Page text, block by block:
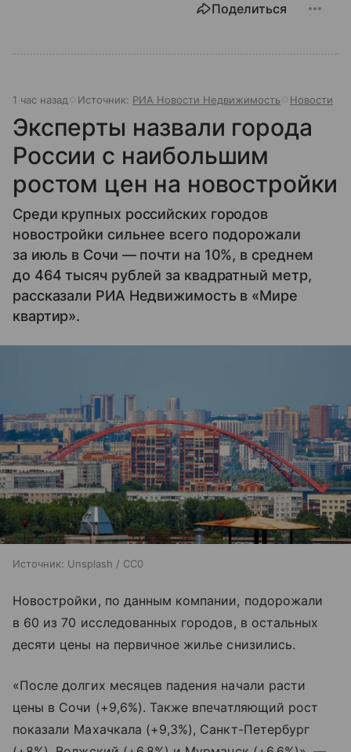
Поделиться
1 час назад Источник: РИА Новости Недвижимость Новости
Эксперты назвали города
России с наибольшим
ростом цен на новостройки
Среди крупных российских городов
новостройки сильнее всего подорожали
за июль в Сочи — почти на 10%, в среднем
до 464 тысяч рублей за квадратный метр,
рассказали РИА Недвижимость в «Мире
квартир».
Источник: Unsplash / CC0
Новостройки, по данным компании, подорожали
в 60 из 70 исследованных городов, в остальных
десяти цены на первичное жилье снизились.
«После долгих месяцев падения начали расти
цены в Сочи (+9,6%). Также впечатляющий рост
показали Махачкала (+9,3%), Санкт-Петербург